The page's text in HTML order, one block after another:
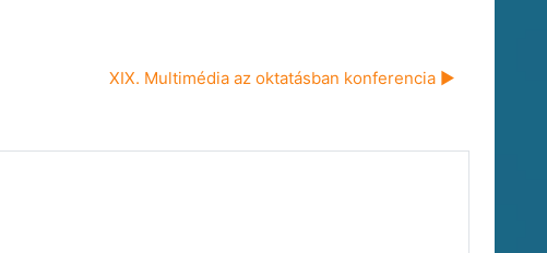
XIX. Multimédia az oktatásban konferencia ▶︎